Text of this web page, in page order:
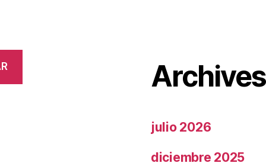
Archives
julio 2026
diciembre 2025